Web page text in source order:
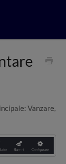
Vanzare,